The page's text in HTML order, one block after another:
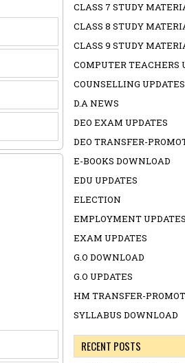
CLASS 7 STUDY
CLASS 8 STUDY
CLASS 9 STUDY
COMPUTER TEACHERS
COUNSELLING UPDATES
D.A NEWS
DEO EXAM UPDATES
DEO TRANSFER-
E-BOOKS DOWNLOAD
EDU UPDATES
ELECTION
EMPLOYMENT UPDATES
EXAM UPDATES
G.O DOWNLOAD
G.O UPDATES
HM TRANSFER-
SYLLABUS DOWNLOAD
RECENT POSTS